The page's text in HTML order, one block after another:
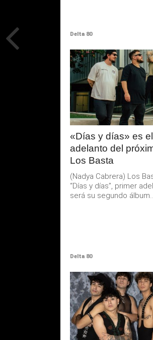
Delta 80
LEER
MAS
«Días y días» es
adelanto del
Los Basta
(Nadya Cabrera) Los
“Días y días”, primer
será su segundo
Delta 80
LEER
MAS